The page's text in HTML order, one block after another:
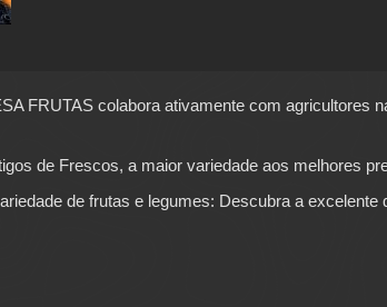
FRUTAS colabora ativamente com agricultores
de Frescos, a maior variedade aos melhores
de frutas e legumes: Descubra a excelente